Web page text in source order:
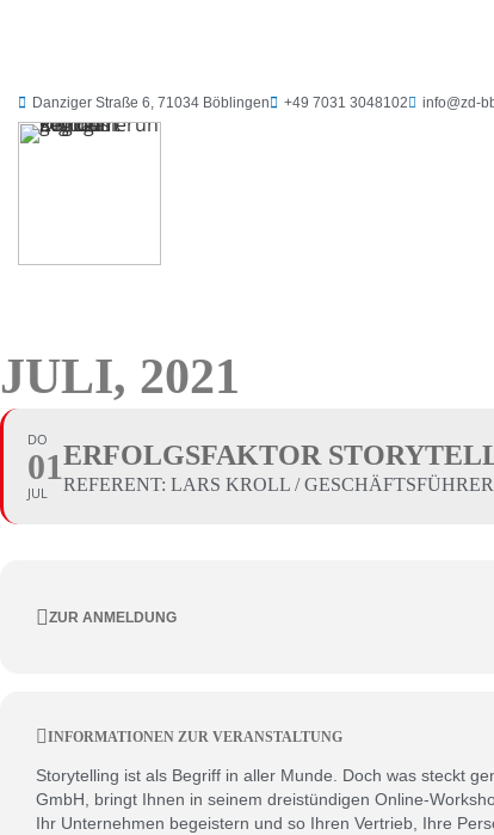
Danziger Straße 6, 71034 Böblingen +49 7031 3048102 info@zd-
JULI, 2021
DO
01
JUL
ERFOLGSFAKTOR
REFERENT: LARS KROLL /
ZUR ANMELDUNG
INFORMATIONEN ZUR VERANSTALTUNG
Storytelling ist als Begriff in aller Munde. Doch was steckt
GmbH, bringt Ihnen in seinem dreistündigen Online-
Ihr Unternehmen begeistern und so Ihren Vertrieb, Ihre